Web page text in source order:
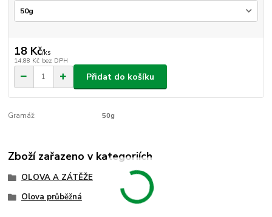
18 Kč/ks
14,88 Kč bez DPH
Přidat do košíku
Gramáž: 50g
Zboží zařazeno v kategoriích
OLOVA A ZÁTĚŽE
Olova průběžná